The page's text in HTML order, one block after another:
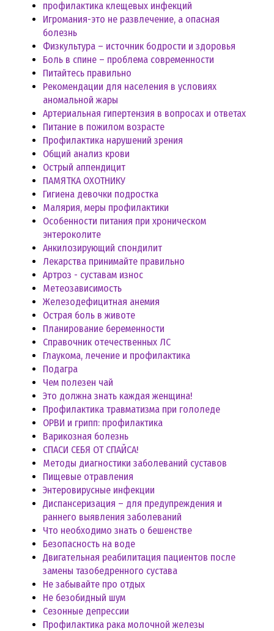
профилактика клещевых инфекций
Игромания-это не развлечение, а опасная
болезнь
Физкультура – источник бодрости и здоровья
Боль в спине – проблема современности
Питайтесь правильно
Рекомендации для населения в условиях
аномальной жары
Артериальная гипертензия в вопросах и ответах
Питание в пожилом возрасте
Профилактика нарушений зрения
Общий анализ крови
Острый аппендицит
ПАМЯТКА ОХОТНИКУ
Гигиена девочки подростка
Малярия, меры профилактики
Особенности питания при хроническом
энтероколите
Анкилозирующий спондилит
Лекарства принимайте правильно
Артроз - суставам износ
Метеозависимость
Железодефицитная анемия
Острая боль в животе
Планирование беременности
Справочник отечественных ЛС
Глаукома, лечение и профилактика
Подагра
Чем полезен чай
Это должна знать каждая женщина!
Профилактика травматизма при гололеде
ОРВИ и грипп: профилактика
Варикозная болезнь
СПАСИ СЕБЯ ОТ СПАЙСА!
Методы диагностики заболеваний суставов
Пищевые отравления
Энтеровирусные инфекции
Диспансеризация – для предупреждения и
раннего выявления заболеваний
Что необходимо знать о бешенстве
Безопасность на воде
Двигательная реабилитация пациентов после
замены тазобедренного сустава
Не забывайте про отдых
Не безобидный шум
Сезонные депрессии
Профилактика рака молочной железы